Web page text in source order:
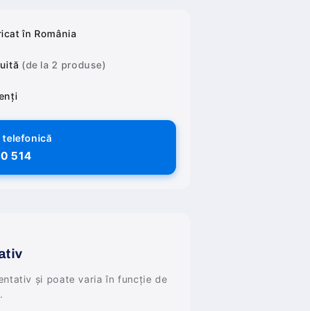
în România
(de la 2 produse)
telefonică
514
și poate varia în funcție de